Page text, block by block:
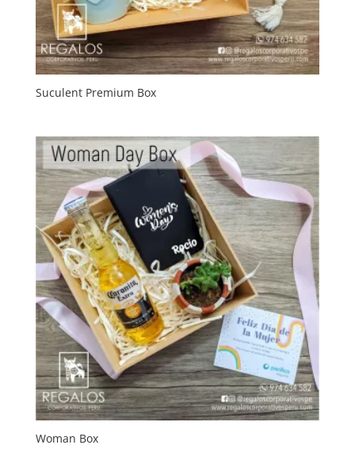
Suculent Premium Box
Woman Box